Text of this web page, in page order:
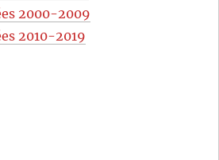
2000-2009
2010-2019